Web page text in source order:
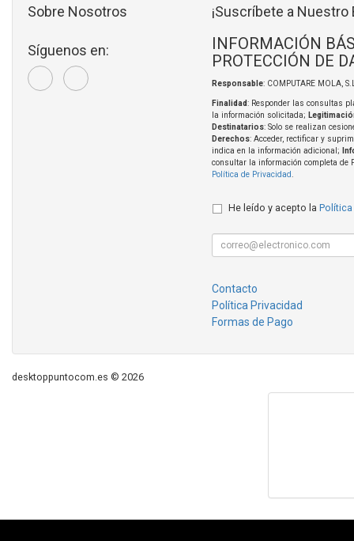
Sobre Nosotros
Síguenos en:
¡Suscríbete a Nuestro
INFORMACIÓN
PROTECCIÓN DE
Responsable: COMPUTARE MOLA,
Finalidad: Responder las consultas
la información solicitada;
Destinatarios: Solo se realizan
Derechos: Acceder, rectificar y
indica en la información adicional;
consultar la información completa de
Política de Privacidad
He leído y acepto la Política
Contacto
Política Privacidad
Formas de Pago
desktoppuntocom.es © 2026